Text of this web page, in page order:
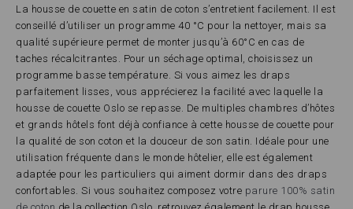
La housse de couette en satin de coton s’entretient facilement. Il est
conseillé d’utiliser un programme 40 °C pour la nettoyer, mais sa
qualité supérieure permet de monter jusqu’à 60°C en cas de
taches récalcitrantes. Pour un séchage optimal, choisissez un
programme basse température. Si vous aimez les draps
parfaitement lisses, vous apprécierez la facilité avec laquelle la
housse de couette Oslo se repasse. De multiples chambres d’hôtes
et grands hôtels font déjà confiance à cette housse de couette pour
la qualité de son coton et la douceur de son satin. Idéale pour une
utilisation fréquente dans le monde hôtelier, elle est également
adaptée pour les particuliers qui aiment dormir dans des draps
confortables. Si vous souhaitez composez votre parure 100% satin